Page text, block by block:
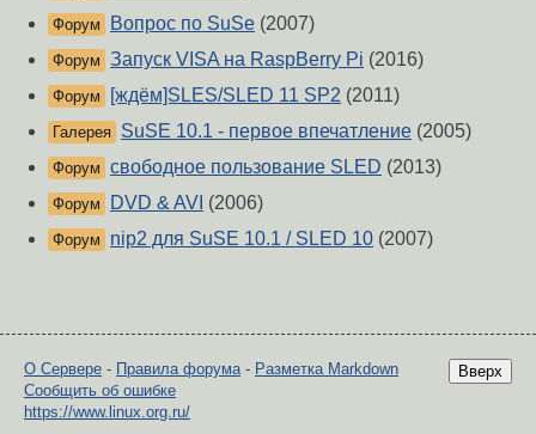
Форум Вопрос по SuSe (2007)
Форум Запуск VISA на RaspBerry Pi (2016)
Форум [ждём]SLES/SLED 11 SP2 (2011)
Галерея SuSE 10.1 - первое впечатление (2005)
Форум свободное пользование SLED (2013)
Форум DVD & AVI (2006)
Форум nip2 для SuSE 10.1 / SLED 10 (2007)
Вверх
О Сервере - Правила форума- Разметка Markdown
Сообщить об ошибке
https://www.linux.org.ru/